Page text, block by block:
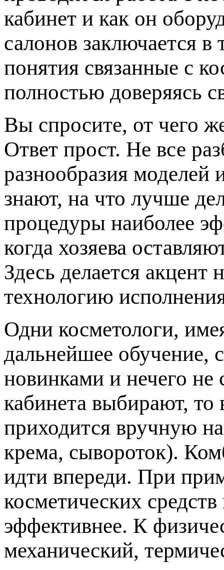
кабинет и как он
салонов заключается
понятия связанные с
полностью доверяясь
Вы спросите, от чего
Ответ прост. Не все
разнообразия моделей
знают, на что лучше
процедуры наиболее
когда хозяева
Здесь делается акцент
технологию
Одни косметологи,
дальнейшее обучение,
новинками и нечего
кабинета выбирают, то
приходится вручную
крема, сывороток).
идти впереди. При
косметических
эффективнее. К
механический,